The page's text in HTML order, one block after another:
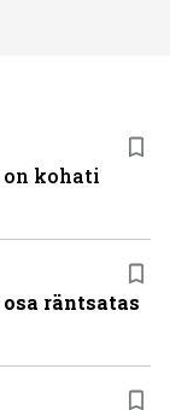
on kohati
räntsatas